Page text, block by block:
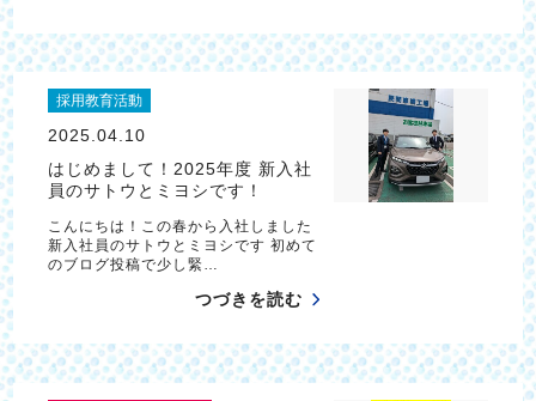
採用教育活動
2025.04.10
はじめまして！2025年度 新入社
員のサトウとミヨシです！
こんにちは！この春から入社しました
新入社員のサトウとミヨシです 初めて
のブログ投稿で少し緊…
つづきを読む